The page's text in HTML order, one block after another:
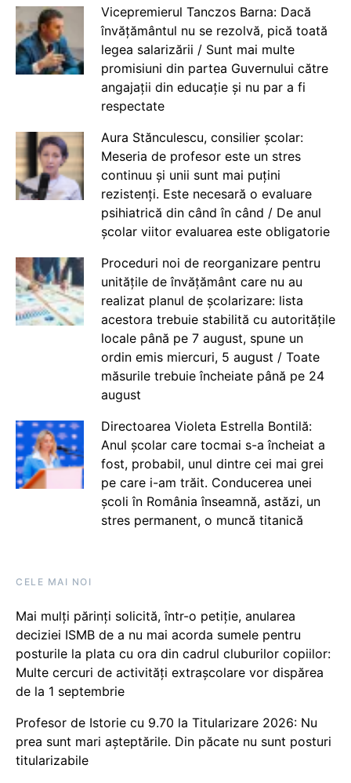
Vicepremierul Tanczos Barna: Dacă
învățământul nu se rezolvă, pică toată
legea salarizării / Sunt mai multe
promisiuni din partea Guvernului către
angajații din educație și nu par a fi
respectate
Aura Stănculescu, consilier școlar:
Meseria de profesor este un stres
continuu și unii sunt mai puțini
rezistenți. Este necesară o evaluare
psihiatrică din când în când / De anul
școlar viitor evaluarea este obligatorie
Proceduri noi de reorganizare pentru
unitățile de învățământ care nu au
realizat planul de școlarizare: lista
acestora trebuie stabilită cu autoritățile
locale până pe 7 august, spune un
ordin emis miercuri, 5 august / Toate
măsurile trebuie încheiate până pe 24
august
Directoarea Violeta Estrella Bontilă:
Anul școlar care tocmai s-a încheiat a
fost, probabil, unul dintre cei mai grei
pe care i-am trăit. Conducerea unei
școli în România înseamnă, astăzi, un
stres permanent, o muncă titanică
CELE MAI NOI
Mai mulți părinți solicită, într-o petiție, anularea
deciziei ISMB de a nu mai acorda sumele pentru
posturile la plata cu ora din cadrul cluburilor copiilor:
Multe cercuri de activități extrașcolare vor dispărea
de la 1 septembrie
Profesor de Istorie cu 9.70 la Titularizare 2026: Nu
prea sunt mari așteptările. Din păcate nu sunt posturi
titularizabile